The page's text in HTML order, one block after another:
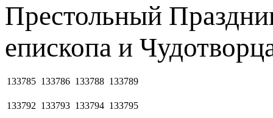
Пpecтольный
епископа и
133785 133786 133788 133789
133792 133793 133794 133795